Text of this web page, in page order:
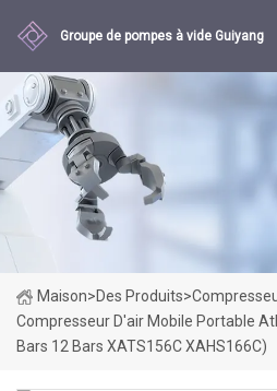
Groupe de pompes à vide Guiyang
Maison>Des Produits>
Compresseur D'air Mobile Portable
Bars 12 Bars XATS156C XAHS166C)